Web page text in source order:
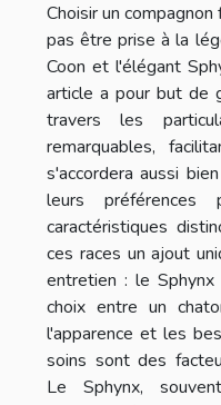
Choisir un
pas être prise à la
Coon et l'élégant
article a pour but de
travers les
remarquables,
s'accordera aussi
leurs préférences
caractéristiques
ces races un ajout
entretien : le
choix entre un
l'apparence et les
soins sont des
Le Sphynx,